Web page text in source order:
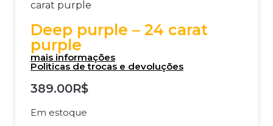
carat purple
Deep purple – 24 carat
purple
mais informações
Politicas de trocas e devoluções
389.00R$
Em estoque